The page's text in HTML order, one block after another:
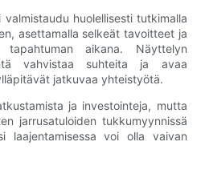
valmistaudu huolellisesti tutkimalla
asettamalla selkeät tavoitteet ja
tapahtuman aikana. Näyttelyn
vahvistaa suhteita ja avaa
jatkuvaa yhteistyötä.
ja investointeja, mutta
jarrusatuloiden tukkumyynnissä
laajentamisessa voi olla vaivan